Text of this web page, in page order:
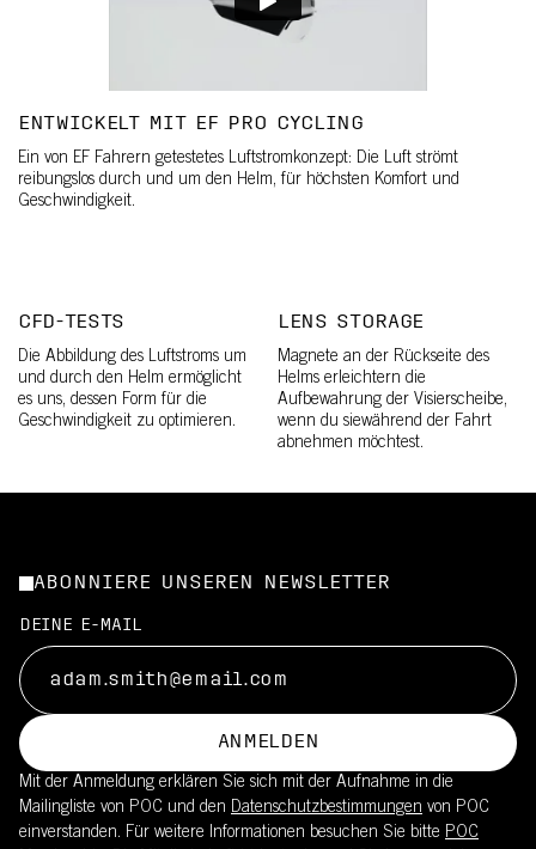
ENTWICKELT MIT EF PRO CYCLING
Ein von EF Fahrern getestetes Luftstromkonzept: Die Luft strömt
reibungslos durch und um den Helm, für höchsten Komfort und
Geschwindigkeit.
CFD-TESTS
Die Abbildung des Luftstroms um
und durch den Helm ermöglicht
es uns, dessen Form für die
Geschwindigkeit zu optimieren.
LENS STORAGE
Magnete an der Rückseite des
Helms erleichtern die
Aufbewahrung der Visierscheibe,
wenn du siewährend der Fahrt
abnehmen möchtest.
ABONNIERE UNSEREN NEWSLETTER
DEINE E-MAIL
ANMELDEN
Mit der Anmeldung erklären Sie sich mit der Aufnahme in die
Mailingliste von POC und den Datenschutzbestimmungen von POC
einverstanden. Für weitere Informationen besuchen Sie bitte POC